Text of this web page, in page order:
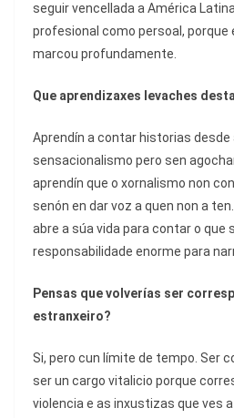
seguir vencellada a América
profesional como persoal, porque
marcou profundamente.
Que aprendizaxes levaches
Aprendín a contar historias desde
sensacionalismo pero sen
aprendín que o xornalismo non
senón en dar voz a quen non a
abre a súa vida para contar o que
responsabilidade enorme para
Pensas que volverías ser
estranxeiro?
Si, pero cun límite de tempo. Ser
ser un cargo vitalicio porque
violencia e as inxustizas que ves